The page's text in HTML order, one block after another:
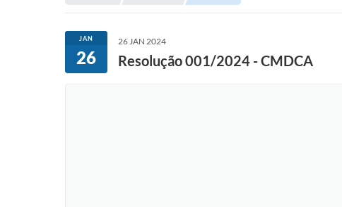
JAN
26
26 JAN 2024
Resolução 001/2024 - CMDCA